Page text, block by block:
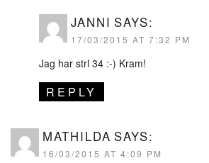
JANNI SAYS:
17/03/2015 AT 7:32 PM
Jag har strl 34 :-) Kram!
REPLY
MATHILDA SAYS:
16/03/2015 AT 4:09 PM